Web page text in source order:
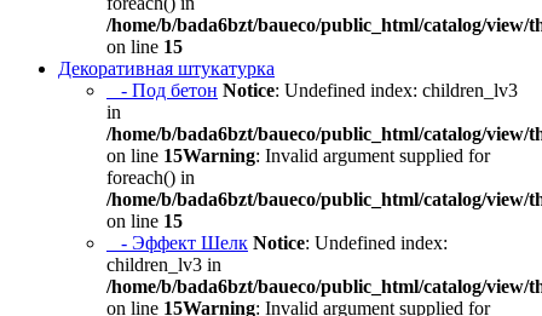
/home/b/bada6bzt/baueco/public_html/catalog/view/
on line 15
Декоративная штукатурка
- Под бетон Notice: Undefined index: children_lv3
in
/home/b/bada6bzt/baueco/public_html/catalog/view/
on line 15Warning: Invalid argument supplied for
foreach() in
/home/b/bada6bzt/baueco/public_html/catalog/view/
on line 15
- Эффект Шелк Notice: Undefined index:
children_lv3 in
/home/b/bada6bzt/baueco/public_html/catalog/view/
on line 15Warning: Invalid argument supplied for